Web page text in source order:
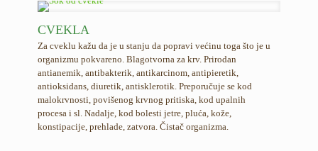
CVEKLA
Za cveklu kažu da je u stanju da popravi većinu toga što je u
organizmu pokvareno. Blagotvorna za krv. Prirodan
antianemik, antibakterik, antikarcinom, antipieretik,
antioksidans, diuretik, antisklerotik. Preporučuje se kod
malokrvnosti, povišenog krvnog pritiska, kod upalnih
procesa i sl. Nadalje, kod bolesti jetre, pluća, kože,
konstipacije, prehlade, zatvora. Čistač organizma.